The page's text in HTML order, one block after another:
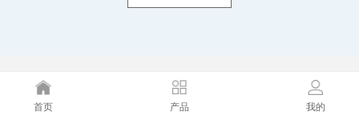
首页 产品 我的